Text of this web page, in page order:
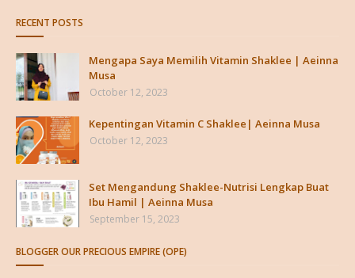
RECENT POSTS
Mengapa Saya Memilih Vitamin Shaklee | Aeinna
Musa
October 12, 2023
Kepentingan Vitamin C Shaklee| Aeinna Musa
October 12, 2023
Set Mengandung Shaklee-Nutrisi Lengkap Buat
Ibu Hamil | Aeinna Musa
September 15, 2023
BLOGGER OUR PRECIOUS EMPIRE (OPE)